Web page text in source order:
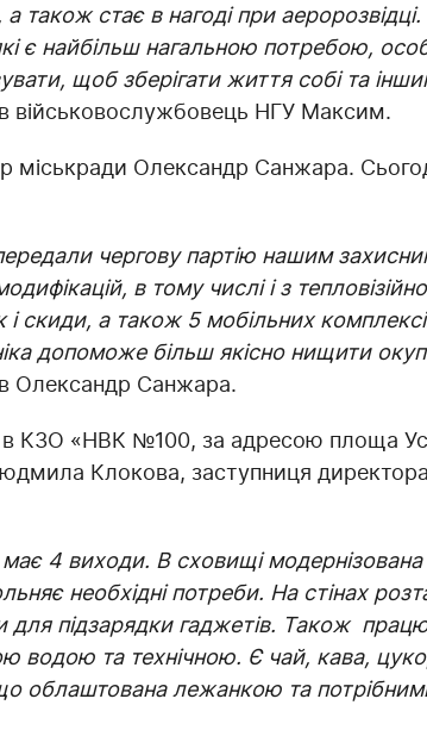
стає в нагоді при аеророзвідці.
є найбільш нагальною потребою,
щоб зберігати життя собі та
військовослужбовець НГУ Максим.
міськради Олександр Санжара.
чергову партію нашим
в тому числі і з
скиди, а також 5 мобільних
допоможе більш якісно нищити
Олександр Санжара.
в КЗО «НВК №100, за адресою площа
Клокова, заступниця директора
4 виходи. В сховищі
необхідні потреби. На стінах
для підзарядки гаджетів. Також
водою та технічною. Є чай, кава,
облаштована лежанкою та